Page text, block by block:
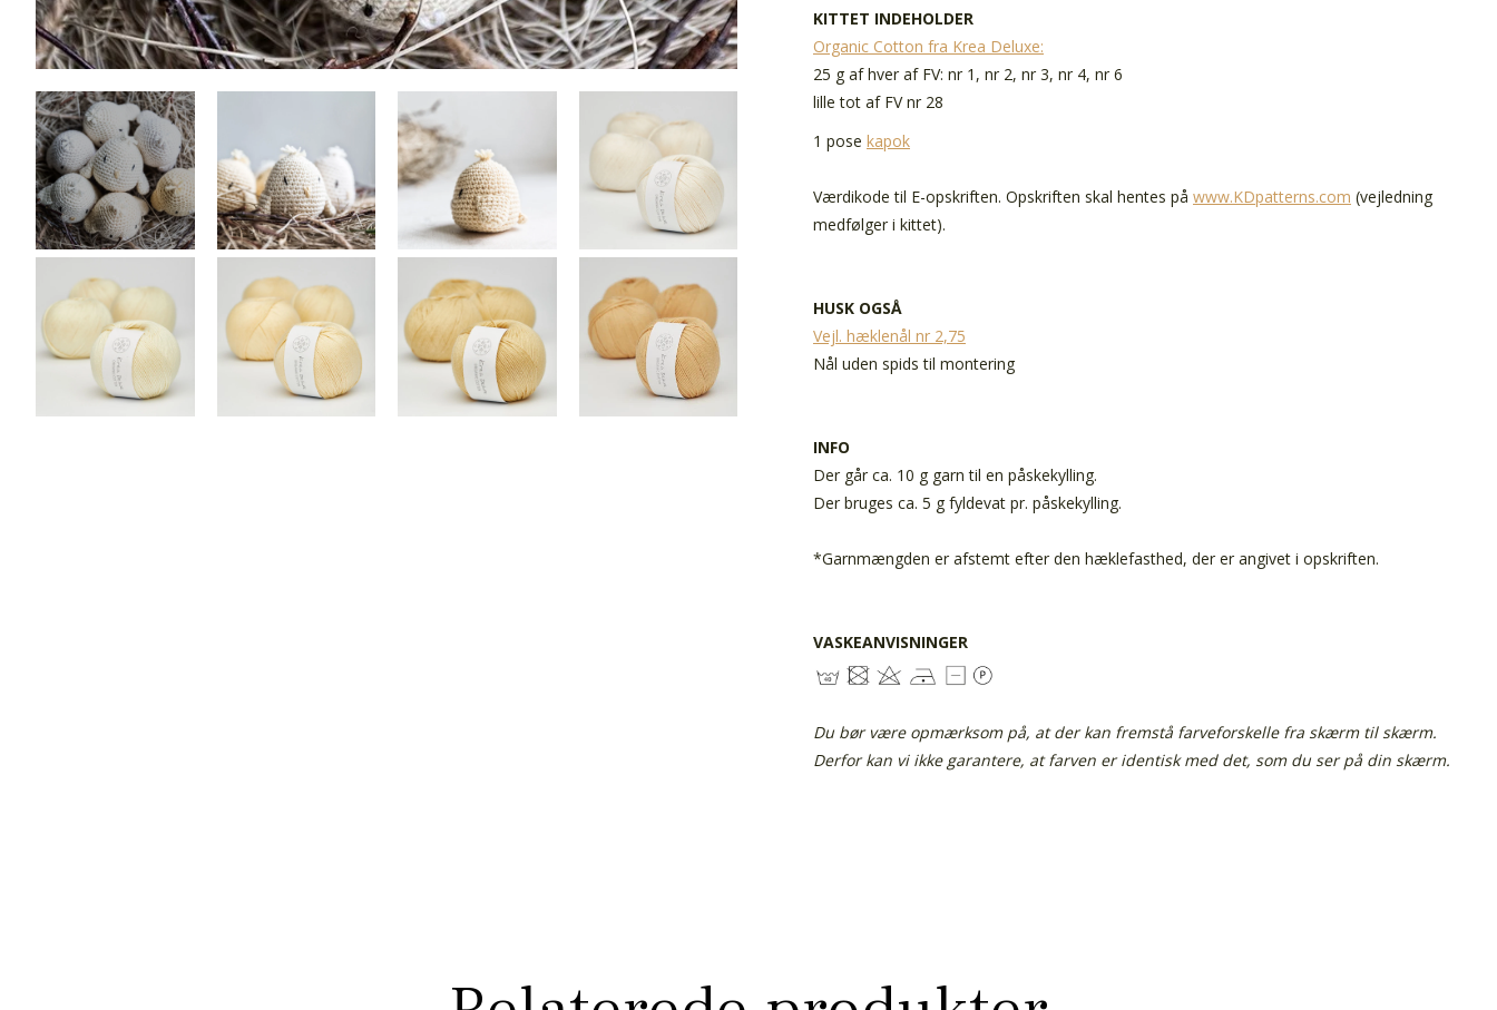
KITTET INDEHOLDER
Organic Cotton fra Krea Deluxe:
25 g af hver af FV: nr 1, nr 2, nr 3, nr 4, nr 6
lille tot af FV nr 28
1 pose kapok
Værdikode til E-opskriften. Opskriften skal hentes på www.KDpatterns.com (vejledning
medfølger i kittet).
HUSK OGSÅ
Vejl. hæklenål nr 2,75
Nål uden spids til montering
INFO
Der går ca. 10 g garn til en påskekylling.
Der bruges ca. 5 g fyldevat pr. påskekylling.
*Garnmængden er afstemt efter den hæklefasthed, der er angivet i opskriften.
VASKEANVISNINGER
Du bør være opmærksom på, at der kan fremstå farveforskelle fra skærm til skærm.
Derfor kan vi ikke garantere, at farven er identisk med det, som du ser på din skærm.